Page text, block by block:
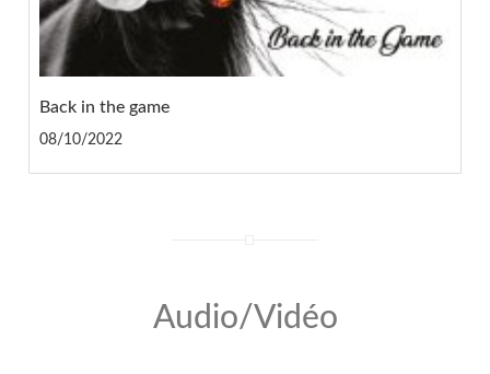
Back in the game
08/10/2022
Audio/Vidéo